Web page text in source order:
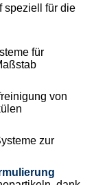
speziell für die
für
von
zur